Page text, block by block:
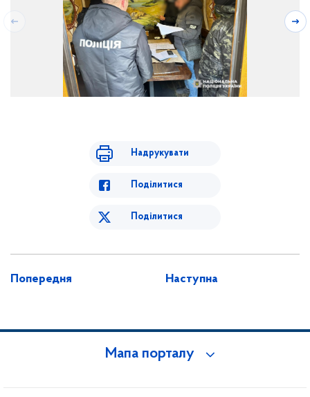
Надрукувати
Поділитися
Поділитися
Попередня Наступна
Мапа порталу